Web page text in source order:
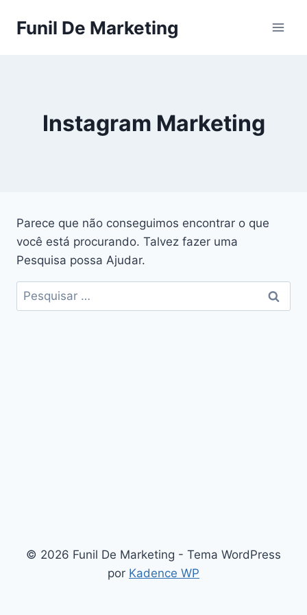
paraFunil De Marketing
Instagram Marketing
Parece que não conseguimos encontrar o que
você está procurando. Talvez fazer uma
Pesquisa possa Ajudar.
Pesquisar
por:
© 2026 Funil De Marketing - Tema WordPress
por Kadence WP